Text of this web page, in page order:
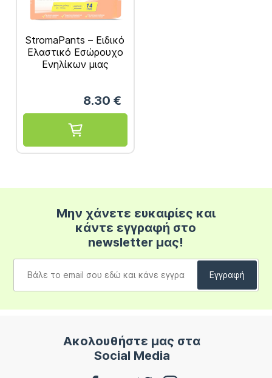
StromaPants – Ειδικό
Ελαστικό Εσώρουχο
Ενηλίκων μιας
8.30 €
Μην χάνετε ευκαιρίες και
κάντε εγγραφή στο
newsletter μας!
Ακολουθήστε μας στα
Social Media